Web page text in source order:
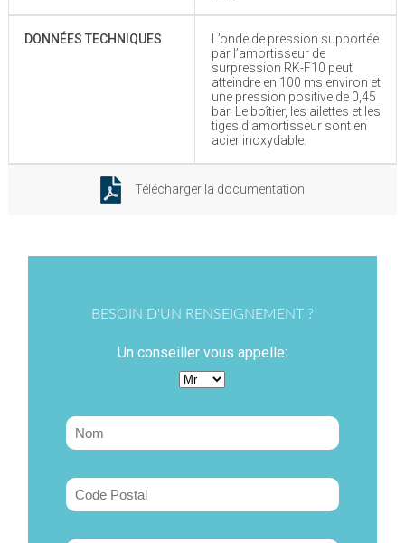
DONNÉES TECHNIQUES
L’onde de pression supportée
par l’amortisseur de
surpression RK-F10 peut
atteindre en 100 ms environ et
une pression positive de 0,45
bar. Le boîtier, les ailettes et les
tiges d’amortisseur sont en
acier inoxydable.
Télécharger la documentation
BESOIN D'UN RENSEIGNEMENT ?
Un conseiller vous appelle: